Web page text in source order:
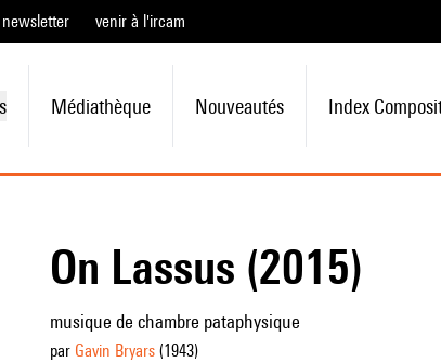
newsletter venir à l'ircam
Médiathèque Nouveautés Index
On Lassus (2015)
musique de chambre pataphysique
par Gavin Bryars(1943)